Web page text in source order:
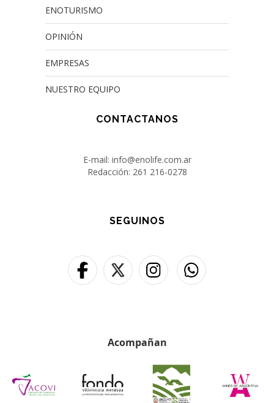
ENOTURISMO
OPINIÓN
EMPRESAS
NUESTRO EQUIPO
CONTACTANOS
E-mail: info@enolife.com.ar
Redacción: 261 216-0278
SEGUINOS
Acompañan